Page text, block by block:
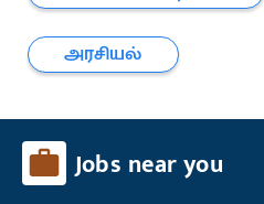
அரசியல்
Jobs near you